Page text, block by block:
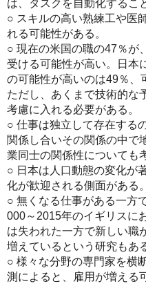
は、タスクを自動化するこ
○ スキルの高い熟練工や医
れる可能性がある。
○ 現在の米国の職の47％が
受ける可能性が高い。日本
の可能性が高いのは49％、
ただし、あくまで技術的な
考慮に入れる必要がある。
○ 仕事は独立して存在する
関係し合いその関係の中で
業同士の関係性についても
○ 日本は人口動態の変化が
化が歓迎される側面がある。
○ 無くなる仕事がある一方
000～2015年のイギリスに
は失われた一方で新しい職
増えているという研究もあ
○ 様々な分野の専門家を横
測によると、雇用が増える